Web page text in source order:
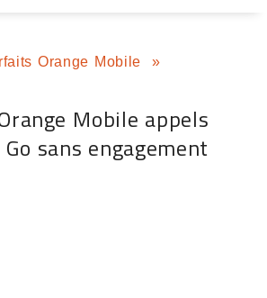
Orange Mobile
»
Mobile appels
sans engagement